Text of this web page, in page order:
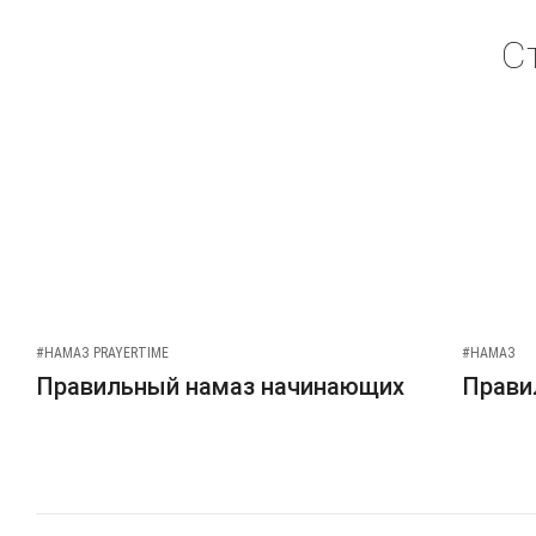
#НАМАЗ PRAYERTIME
Правильный намаз начинающих
#НАМАЗ